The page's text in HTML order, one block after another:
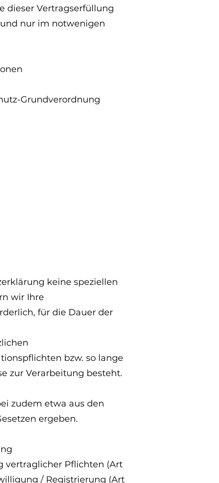
dieser Vertragserfüllung
nur im notwenigen
Grundverordnung
keine speziellen
wir Ihre
für die Dauer der
bzw. so lange
zur Verarbeitung besteht.
zudem etwa aus den
ergeben.
vertraglicher Pflichten (Art
/ Registrierung (Art